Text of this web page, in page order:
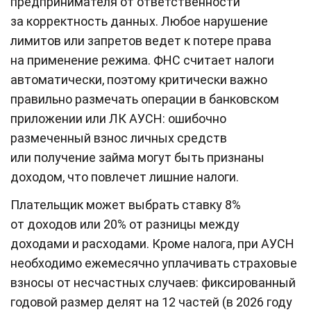
за корректность данных. Любое нарушение
лимитов или запретов ведет к потере права
на применение режима. ФНС считает налоги
автоматически, поэтому критически важно
правильно размечать операции в банковском
приложении или ЛК АУСН: ошибочно
размеченный взнос личных средств
или получение займа могут быть признаны
доходом, что повлечет лишние налоги.
Плательщик может выбрать ставку 8%
от доходов или 20% от разницы между
доходами и расходами. Кроме налога, при АУСН
необходимо ежемесячно уплачивать страховые
взносы от несчастных случаев: фиксированный
годовой размер делят на 12 частей (в 2026 году